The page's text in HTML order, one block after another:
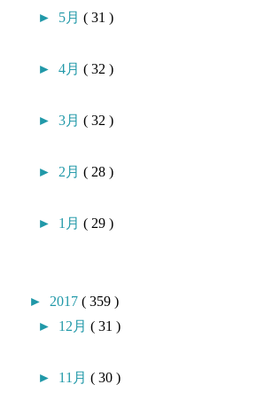
► 5月( 31 )
►4月( 32 )
►3月( 32 )
► 2月( 28 )
► 1月( 29 )
► 2017( 359 )
► 12月( 31 )
► 11月( 30 )